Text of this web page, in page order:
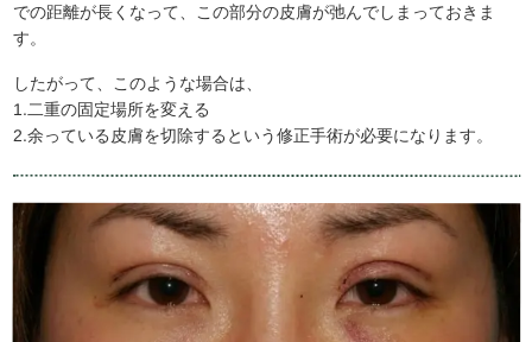
での距離が長くなって、この部分の皮膚が弛んでしまっておきま
す。
したがって、このような場合は、
1.二重の固定場所を変える
2.余っている皮膚を切除するという修正手術が必要になります。